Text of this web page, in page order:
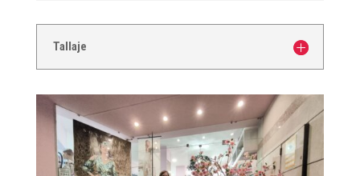
Tallaje